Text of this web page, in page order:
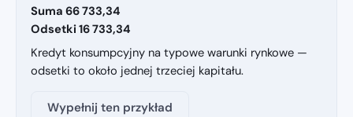
Suma 66 733,34
Odsetki 16 733,34
Kredyt konsumpcyjny na typowe warunki rynkowe —
odsetki to około jednej trzeciej kapitału.
Wypełnij ten przykład